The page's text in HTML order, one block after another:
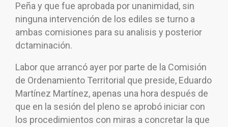
Peña y que fue aprobada por unanimidad, sin
ninguna intervención de los ediles se turno a
ambas comisiones para su analisis y posterior
dctaminación.
Labor que arrancó ayer por parte de la Comisión
de Ordenamiento Territorial que preside, Eduardo
Martínez Martínez, apenas una hora después de
que en la sesión del pleno se aprobó iniciar con
los procedimientos con miras a concretar la que